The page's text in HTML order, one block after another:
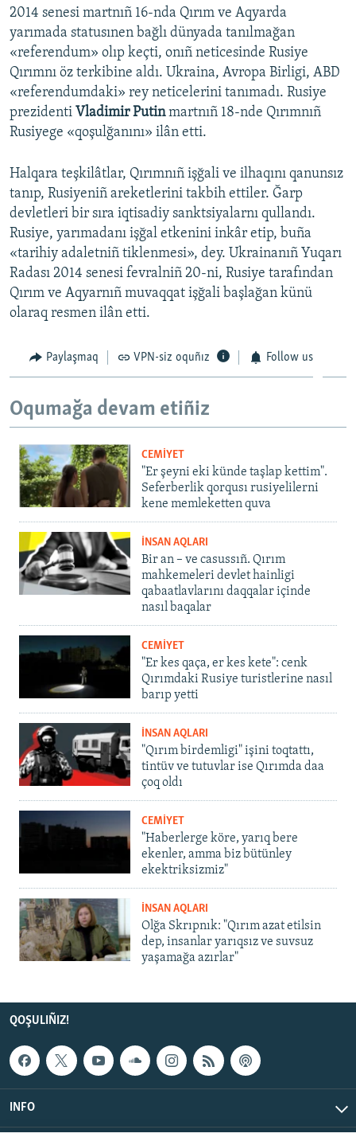
2014 senesi martnıñ 16-nda Qırım ve Aqyarda
yarımada statusınen bağlı dünyada tanılmağan
«referendum» olıp keçti, onıñ neticesinde Rusiye
Qırımnı öz terkibine aldı. Ukraina, Avropa Birligi, ABD
«referendumdaki» rey neticelerini tanımadı. Rusiye
prezidenti Vladimir Putinmartnıñ 18-nde Qırımnıñ
Rusiyege «qoşulğanını» ilân etti.
Halqara teşkilâtlar, Qırımnıñ işğali ve ilhaqını qanunsız
tanıp, Rusiyeniñ areketlerini takbih ettiler. Ğarp
devletleri bir sıra iqtisadiy sanktsiyalarnı qullandı.
Rusiye, yarımadanı işğal etkenini inkâr etip, buña
«tarihiy adaletniñ tiklenmesi», dey. Ukrainanıñ Yuqarı
Radası 2014 senesi fevralniñ 20-ni, Rusiye tarafından
Qırım ve Aqyarnıñ muvaqqat işğali başlağan künü
olaraq resmen ilân etti.
Paylaşmaq VPN-siz oquñız Follow us
Oqumağa devam etiñiz
CEMİYET
"Er şeyni eki künde taşlap kettim".
Seferberlik qorqusı rusiyelilerni
kene memleketten quva
İNSAN AQLARI
Bir an – ve casussıñ. Qırım
mahkemeleri devlet hainligi
qabaatlavlarını daqqalar içinde
nasıl baqalar
CEMİYET
"Er kes qaça, er kes kete": cenk
Qırımdaki Rusiye turistlerine nasıl
barıp yetti
İNSAN AQLARI
"Qırım birdemligi" işini toqtattı,
tintüv ve tutuvlar ise Qırımda daa
çoq oldı
CEMİYET
"Haberlerge köre, yarıq bere
ekenler, amma biz bütünley
ekektriksizmiz"
İNSAN AQLARI
Olğa Skrıpnık: "Qırım azat etilsin
dep, insanlar yarıqsız ve suvsuz
yaşamağa azırlar"
QOŞULIÑIZ!
INFO